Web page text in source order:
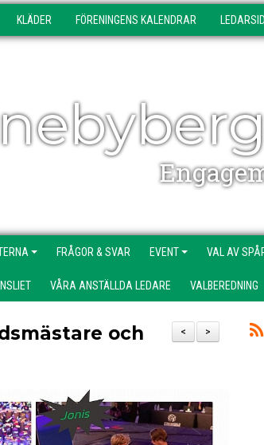
KLÄDER FÖRENINGENS KALENDRAR
FRÅGOR & SVAR EVENT VAL AV
VÅRA ANSTÄLLDA LEDARE VALBEREDNING
>
<
och